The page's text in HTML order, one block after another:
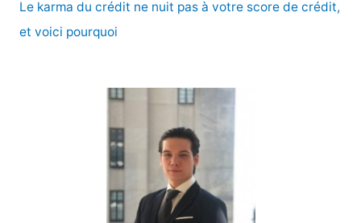
Le karma du crédit ne nuit pas à votre score de crédit,
et voici pourquoi